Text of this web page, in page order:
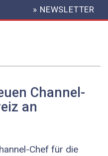
HEADER
MENU
» NEWSLETTER
Channel-
an
Chef für die